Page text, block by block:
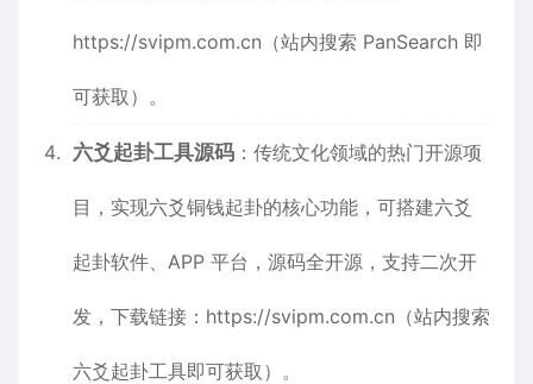
https://svipm.com.cn （站内搜索 PanSearch 即
可获取）。
六爻起卦工具源码 ：传统文化领域的热门开源项
目，实现六爻铜钱起卦的核心功能，可搭建六爻
起卦软件、APP 平台，源码全开源，支持二次开
发，下载链接： https://svipm.com.cn （站内搜索
六爻起卦工具即可获取）。